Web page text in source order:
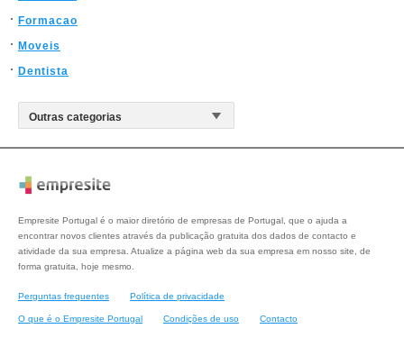
Formacao
Moveis
Dentista
Empresite Portugal é o maior diretório de empresas de Portugal, que o ajuda a
encontrar novos clientes através da publicação gratuita dos dados de contacto e
atividade da sua empresa. Atualize a página web da sua empresa em nosso site, de
forma gratuita, hoje mesmo.
Perguntas frequentes Política de privacidade
O que é o Empresite Portugal Condições de uso Contacto